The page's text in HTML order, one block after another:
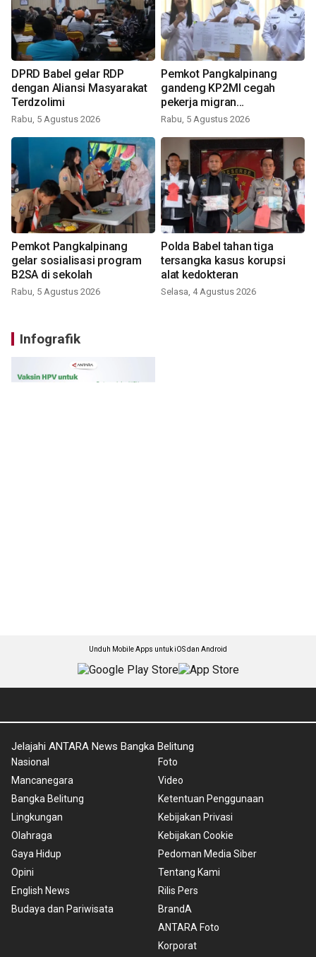
DPRD Babel gelar RDP
dengan Aliansi Masyarakat
Terdzolimi
Rabu, 5 Agustus 2026
Pemkot Pangkalpinang
gandeng KP2MI cegah
pekerja migran
nonprosedural
Rabu, 5 Agustus 2026
Pemkot Pangkalpinang
gelar sosialisasi program
B2SA di sekolah
Rabu, 5 Agustus 2026
Polda Babel tahan tiga
tersangka kasus korupsi
alat kedokteran
Selasa, 4 Agustus 2026
Infografik
Unduh Mobile Apps untuk iOS dan Android
Jelajahi ANTARA News Bangka Belitung
Nasional
Mancanegara
Bangka Belitung
Lingkungan
Olahraga
Gaya Hidup
Opini
English News
Budaya dan Pariwisata
Foto
Video
Ketentuan Penggunaan
Kebijakan Privasi
Kebijakan Cookie
Pedoman Media Siber
Tentang Kami
Rilis Pers
BrandA
ANTARA Foto
Korporat